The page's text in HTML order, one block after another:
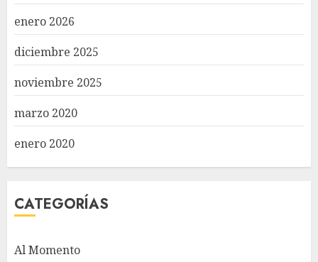
enero 2026
diciembre 2025
noviembre 2025
marzo 2020
enero 2020
CATEGORÍAS
Al Momento